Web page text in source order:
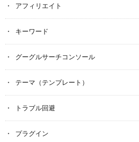
アフィリエイト
キーワード
グーグルサーチコンソール
テーマ（テンプレート）
トラブル回避
プラグイン